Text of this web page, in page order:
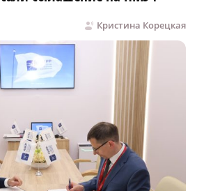
Кристина Корецкая